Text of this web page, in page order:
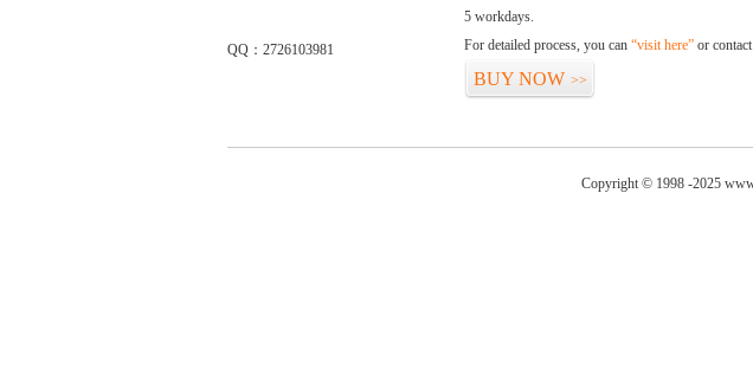
QQ：2726103981
5 workdays.
For detailed process, you can “visit here” or
BUY NOW >>
Copyright © 1998 -2025